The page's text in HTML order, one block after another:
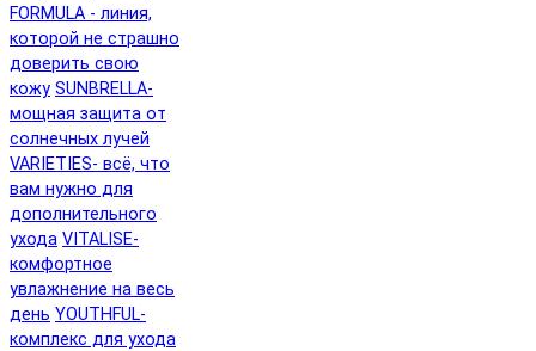
FORMULA - линия,
которой не страшно
доверить свою
кожу SUNBRELLA-
мощная защита от
солнечных лучей
VARIETIES- всё, что
вам нужно для
дополнительного
ухода VITALISE-
комфортное
увлажнение на весь
день YOUTHFUL-
комплекс для ухода